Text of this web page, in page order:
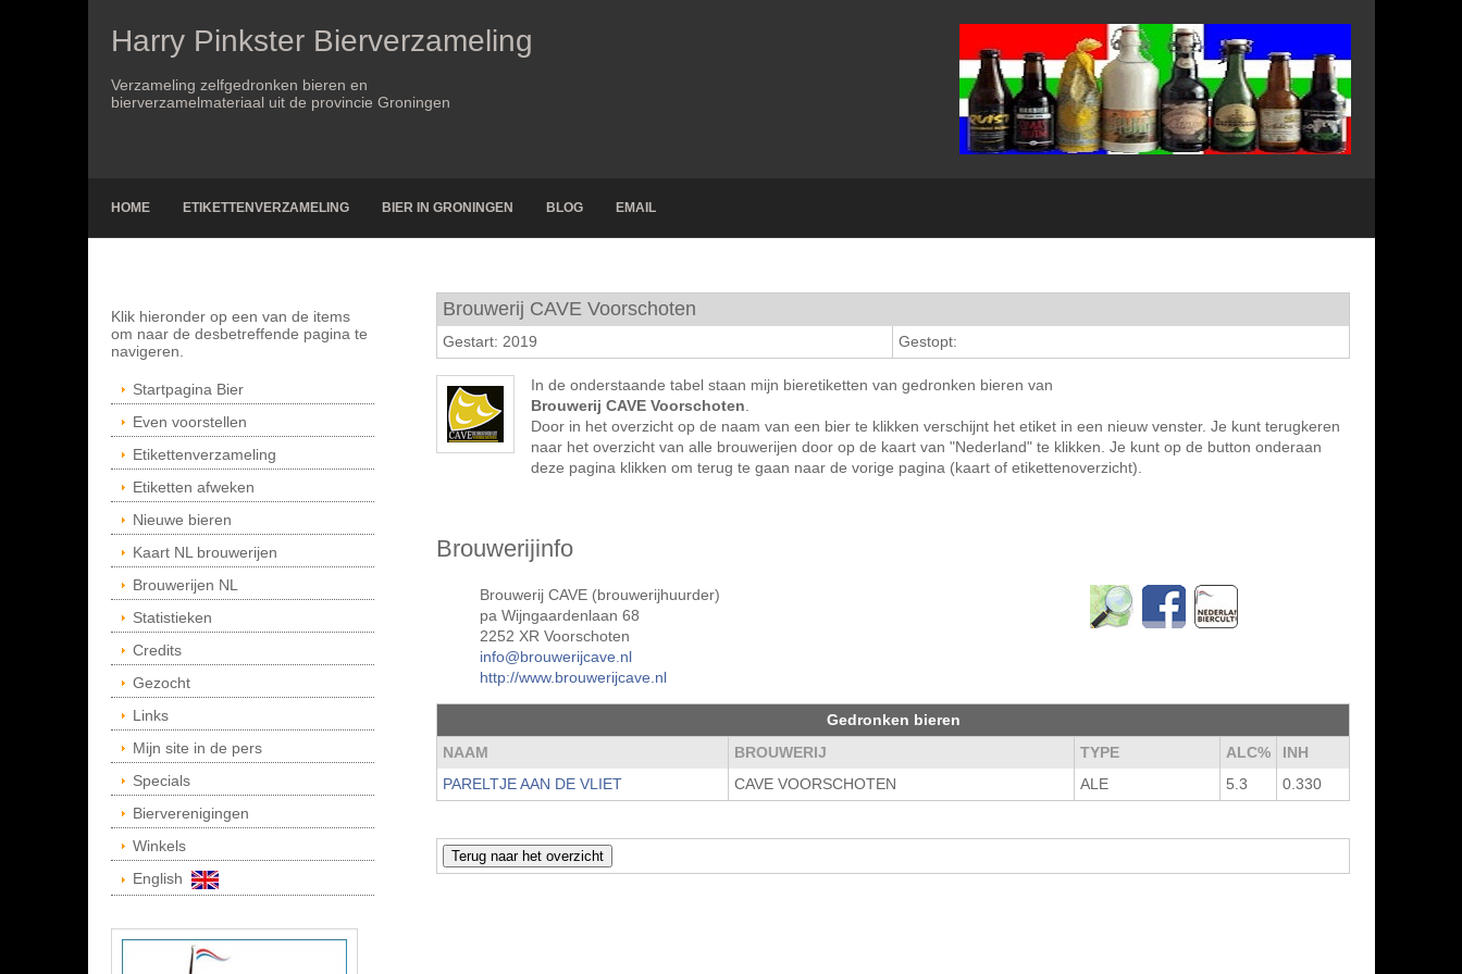
Harry Pinkster Bierverzameling
Verzameling zelfgedronken bieren en
bierverzamelmateriaal uit de provincie Groningen
HOME ETIKETTENVERZAMELING BIER IN GRONINGEN BLOG EMAIL
Klik hieronder op een van de items
om naar de desbetreffende pagina te
navigeren.
Startpagina Bier
Even voorstellen
Etikettenverzameling
Etiketten afweken
Nieuwe bieren
Kaart NL brouwerijen
Brouwerijen NL
Statistieken
Credits
Gezocht
Links
Mijn site in de pers
Specials
Bierverenigingen
Winkels
English
Brouwerij CAVE Voorschoten
Gestart: 2019 Gestopt:
In de onderstaande tabel staan mijn bieretiketten van gedronken bieren van
Brouwerij CAVE Voorschoten
Door in het overzicht op de naam van een bier te klikken verschijnt het etiket in een nieuw venster. Je kunt terugkeren
naar het overzicht van alle brouwerijen door op de kaart van "Nederland" te klikken. Je kunt op de button onderaan
deze pagina klikken om terug te gaan naar de vorige pagina (kaart of etikettenoverzicht).
Brouwerijinfo
Brouwerij CAVE (brouwerijhuurder)
pa Wijngaardenlaan 68
2252 XR Voorschoten
info@brouwerijcave.nl
http://www.brouwerijcave.nl
Gedronken bieren
NAAM
BROUWERIJ TYPE ALC%
INH
PARELTJE AAN DE VLIET
CAVE VOORSCHOTEN ALE 5.3 0.330